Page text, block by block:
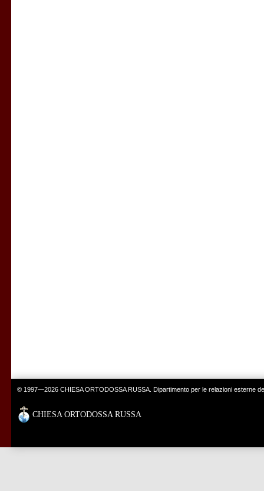
© 1997—2026 CHIESA ORTODOSSA RUSSA. Dipartimento per le relazioni esterne
CHIESA ORTODOSSA RUSSA